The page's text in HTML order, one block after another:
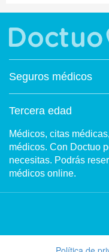
Seguros médicos
Tercera edad
Médicos, citas
médicos. Con Doctuo
necesitas. Podrás
médicos online.